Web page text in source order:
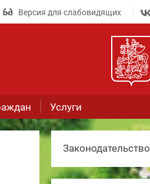
Версия для слабовидящих
Услуги
Законодательство